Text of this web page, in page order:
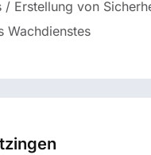
/ Erstellung von
Wachdienstes